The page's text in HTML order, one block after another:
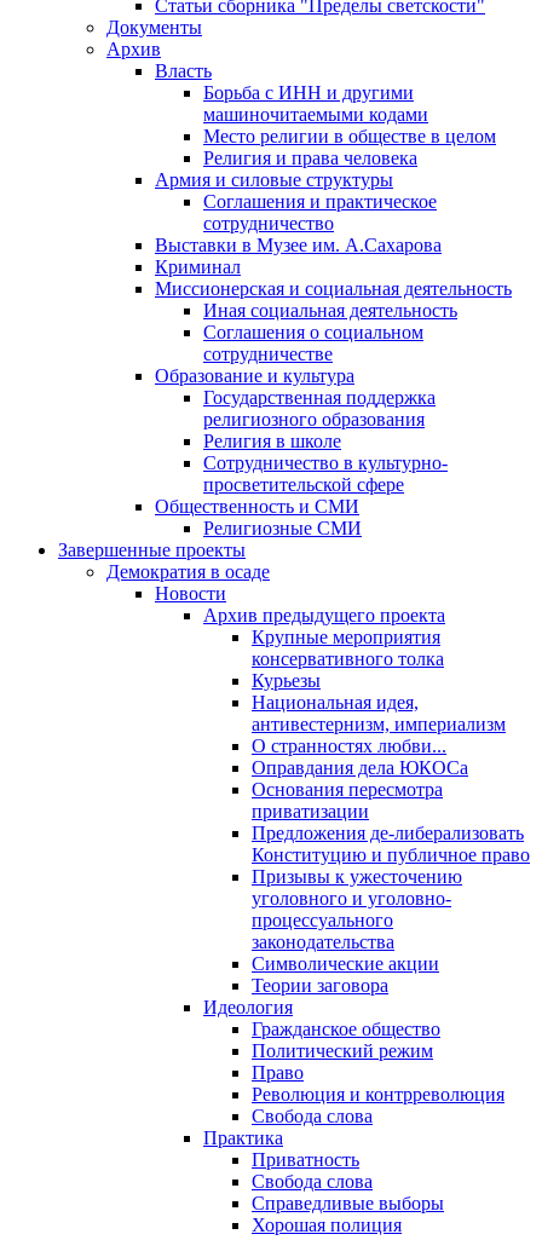
Статьи сборника "Пределы светскости"
Документы
Архив
Власть
Борьба с ИНН и другими
машиночитаемыми кодами
Место религии в обществе в целом
Религия и права человека
Армия и силовые структуры
Соглашения и практическое
сотрудничество
Выставки в Музее им. А.Сахарова
Криминал
Миссионерская и социальная деятельность
Иная социальная деятельность
Соглашения о социальном
сотрудничестве
Образование и культура
Государственная поддержка
религиозного образования
Религия в школе
Сотрудничество в культурно-
просветительской сфере
Общественность и СМИ
Религиозные СМИ
Завершенные проекты
Демократия в осаде
Новости
Архив предыдущего проекта
Крупные мероприятия
консервативного толка
Курьезы
Национальная идея,
антивестернизм, империализм
О странностях любви...
Оправдания дела ЮКОСа
Основания пересмотра
приватизации
Предложения де-либерализовать
Конституцию и публичное право
Призывы к ужесточению
уголовного и уголовно-
процессуального
законодательства
Символические акции
Теории заговора
Идеология
Гражданское общество
Политический режим
Право
Революция и контрреволюция
Свобода слова
Практика
Приватность
Свобода слова
Справедливые выборы
Хорошая полиция